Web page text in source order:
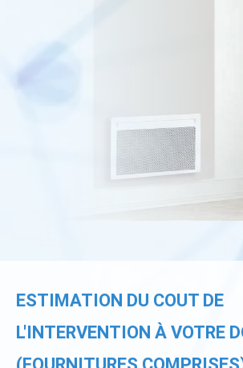
ESTIMATION DU COUT DE
L'INTERVENTION À VOTRE